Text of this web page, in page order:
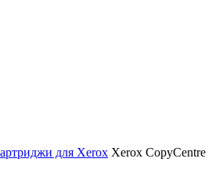
для Xerox Xerox CopyCentre